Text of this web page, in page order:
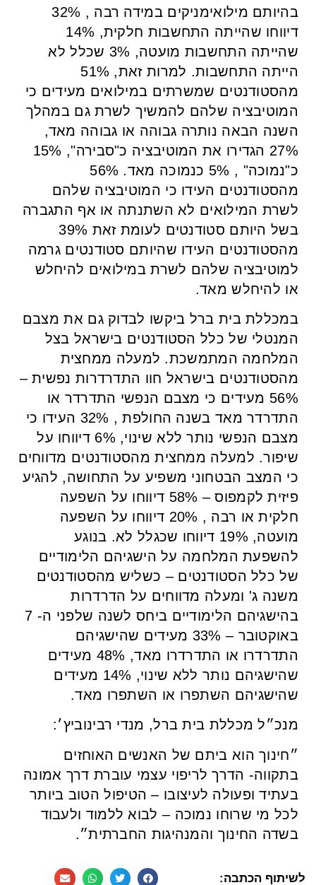
בהיותם מילואימניקים במידה רבה , 32%
דיווחו שהייתה התחשבות חלקית, 14%
שהייתה התחשבות מועטה, 3% שכלל לא
הייתה התחשבות. למרות זאת, 51%
מהסטודנטים שמשרתים במילואים מעידים כי
המוטיבציה שלהם להמשיך לשרת גם במהלך
השנה הבאה נותרה גבוהה או גבוהה מאד,
27% הגדירו את המוטיבציה כ"סבירה", 15%
כ"נמוכה" , 5% כנמוכה מאד. 56%
מהסטודנטים העידו כי המוטיבציה שלהם
לשרת המילואים לא השתנתה או אף התגברה
בשל היותם סטודנטים לעומת זאת 39%
מהסטודנטים העידו שהיותם סטודנטים גרמה
למוטיבציה שלהם לשרת במילואים להיחלש
או להיחלש מאד.
במכללת בית ברל ביקשו לבדוק גם את מצבם
המנטלי של כלל הסטודנטים בישראל בצל
המלחמה המתמשכת. למעלה ממחצית
מהסטודנטים בישראל חוו התדרדרות נפשית –
56% מעידים כי מצבם הנפשי התדרדר או
התדרדר מאד בשנה החולפת , 32% העידו כי
מצבם הנפשי נותר ללא שינוי, 6% דיווחו על
שיפור. למעלה ממחצית מהסטודנטים מדווחים
כי המצב הבטחוני משפיע על התחושה, להגיע
פיזית לקמפוס – 58% דיווחו על השפעה
חלקית או רבה , 20% דיווחו על השפעה
מועטה, 19% דיווחו שכגלל לא. בנוגע
להשפעת המלחמה על הישגיהם הלימודיים
של כלל הסטודנטים – כשליש מהסטודנטים
משנה ג' ומעלה מדווחים על הדרדרות
בהישגיהם הלימודיים ביחס לשנה שלפני ה- 7
באוקטובר – 33% מעידים שהישגיהם
התדרדרו או התדרדרו מאד, 48% מעידים
שהישגיהם נותר ללא שינוי, 14% מעידים
שהישגיהם השתפרו או השתפרו מאד.
מנכ״ל מכללת בית ברל, מנדי רבינוביץ׳:
״חינוך הוא ביתם של האנשים האוחזים
בתקווה- הדרך לריפוי עצמי עוברת דרך אמונה
בעתיד ופעולה לעיצובו – הטיפול הטוב ביותר
לכל מי שרוחו נמוכה – לבוא ללמוד ולעבוד
בשדה החינוך והמנהיגות החברתית״.
לשיתוף הכתבה: